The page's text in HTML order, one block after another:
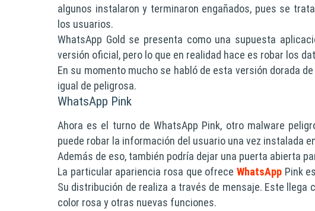
algunos instalaron y terminaron engañados, pues se
los usuarios.
WhatsApp Gold se presenta como una supuesta
versión oficial, pero lo que en realidad hace es robar los
En su momento mucho se habló de esta versión dorada
igual de peligrosa.
WhatsApp Pink
Ahora es el turno de WhatsApp Pink, otro malware
puede robar la información del usuario una vez instalada
Además de eso, también podría dejar una puerta abierta
La particular apariencia rosa que ofreceWhatsApp Pink
Su distribución de realiza a través de mensaje. Este llega
color rosa y otras nuevas funciones.